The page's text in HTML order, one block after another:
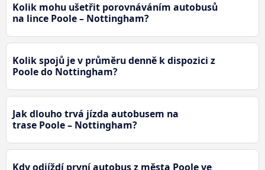
Kolik mohu ušetřit porovnáváním autobusů
na lince Poole – Nottingham?
Kolik spojů je v průměru denně k dispozici z
Poole do Nottingham?
Jak dlouho trvá jízda autobusem na
trase Poole – Nottingham?
Kdy odjíždí první autobus z města Poole ve